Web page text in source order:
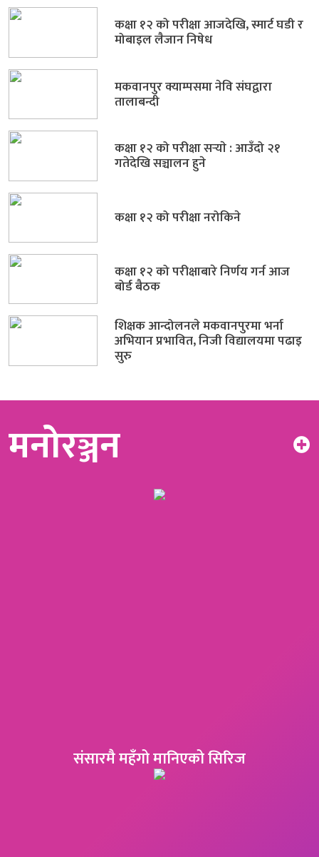
कक्षा १२ को परीक्षा आजदेखि, स्मार्ट घडी र
मोबाइल लैजान निषेध
मकवानपुर क्याम्पसमा नेवि संघद्वारा
तालाबन्दी
कक्षा १२ को परीक्षा सर्‍याे : आउँदो २१
गतेदेखि सञ्चालन हुने
कक्षा १२ को परीक्षा नरोकिने
कक्षा १२ को परीक्षाबारे निर्णय गर्न आज
बोर्ड बैठक
शिक्षक आन्दोलनले मकवानपुरमा भर्ना
अभियान प्रभावित, निजी विद्यालयमा पढाइ
सुरु
मनोरञ्जन
संसारमै महँगो मानिएको सिरिज